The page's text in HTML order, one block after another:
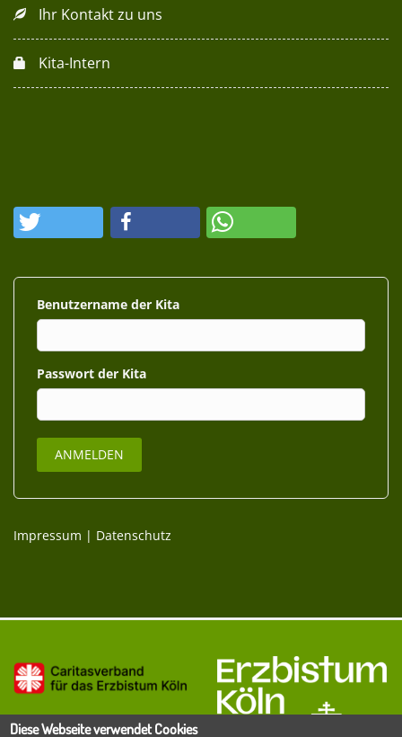
Ihr Kontakt zu uns
Kita-Intern
Benutzername
Passwort
Impressum | Datenschutz
Diese Webseite verwendet Cookies